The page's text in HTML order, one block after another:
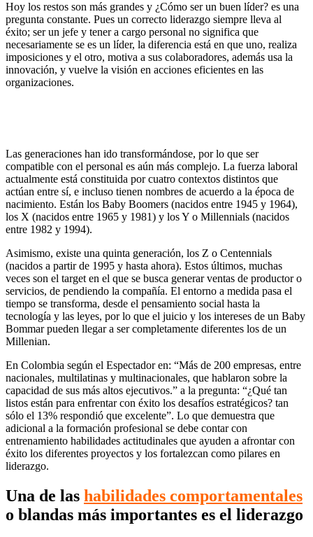
Hoy los restos son más grandes y ¿Cómo ser un buen líder? es una
pregunta constante. Pues un correcto liderazgo siempre lleva al
éxito; ser un jefe y tener a cargo personal no significa que
necesariamente se es un líder, la diferencia está en que uno, realiza
imposiciones y el otro, motiva a sus colaboradores, además usa la
innovación, y vuelve la visión en acciones eficientes en las
organizaciones.
Las generaciones han ido transformándose, por lo que ser
compatible con el personal es aún más complejo. La fuerza laboral
actualmente está constituida por cuatro contextos distintos que
actúan entre sí, e incluso tienen nombres de acuerdo a la época de
nacimiento. Están los Baby Boomers (nacidos entre 1945 y 1964),
los X (nacidos entre 1965 y 1981) y los Y o Millennials (nacidos
entre 1982 y 1994).
Asimismo, existe una quinta generación, los Z o Centennials
(nacidos a partir de 1995 y hasta ahora). Estos últimos, muchas
veces son el target en el que se busca generar ventas de productor o
servicios, de pendiendo la compañía. El entorno a medida pasa el
tiempo se transforma, desde el pensamiento social hasta la
tecnología y las leyes, por lo que el juicio y los intereses de un Baby
Bommar pueden llegar a ser completamente diferentes los de un
Millenian.
En Colombia según el Espectador en: “Más de 200 empresas, entre
nacionales, multilatinas y multinacionales, que hablaron sobre la
capacidad de sus más altos ejecutivos.” a la pregunta: “¿Qué tan
listos están para enfrentar con éxito los desafíos estratégicos? tan
sólo el 13% respondió que excelente”. Lo que demuestra que
adicional a la formación profesional se debe contar con
entrenamiento habilidades actitudinales que ayuden a afrontar con
éxito los diferentes proyectos y los fortalezcan como pilares en
liderazgo.
Una de las habilidades comportamentales
o blandas más importantes es el liderazgo